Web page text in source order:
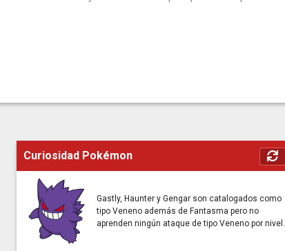
Curiosidad Pokémon
Gastly, Haunter y Gengar son catalogados como
tipo Veneno además de Fantasma pero no
aprenden ningún ataque de tipo Veneno por nivel.